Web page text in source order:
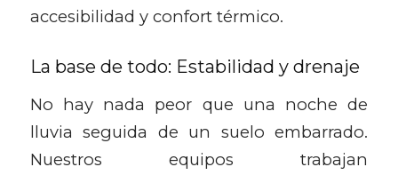
accesibilidad y confort térmico.
La base de todo: Estabilidad y drenaje
No hay nada peor que una noche de
lluvia seguida de un suelo embarrado.
Nuestros equipos trabajan